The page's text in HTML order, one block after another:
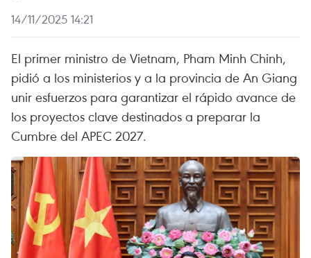
14/11/2025 14:21
El primer ministro de Vietnam, Pham Minh Chinh,
pidió a los ministerios y a la provincia de An Giang
unir esfuerzos para garantizar el rápido avance de
los proyectos clave destinados a preparar la
Cumbre del APEC 2027.